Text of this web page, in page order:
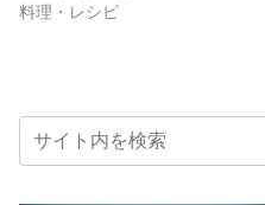
料理・レシピ